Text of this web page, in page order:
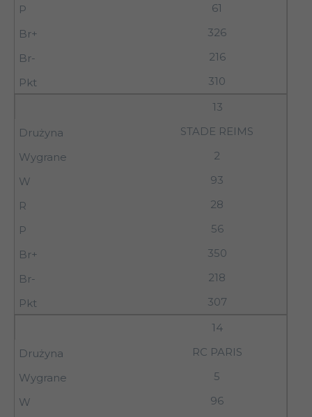
61
326
216
310
13
STADE REIMS
2
93
28
56
350
218
307
14
RC PARIS
5
96